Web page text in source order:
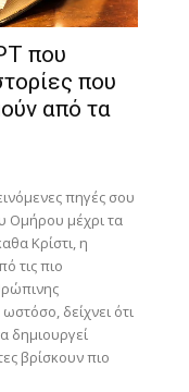
που
που
από τα
πηγές σου
Ομήρου μέχρι τα
Κρίστι, η
τις πιο
δείχνει ότι
δημιουργεί
βρίσκουν πιο